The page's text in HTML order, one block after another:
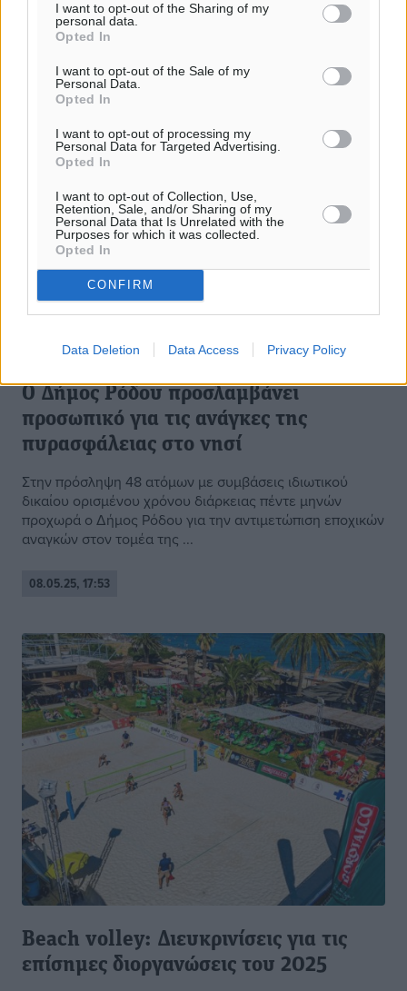
I want to opt-out of the Sharing of my
personal data.
Opted In
I want to opt-out of the Sale of my
Personal Data.
Opted In
I want to opt-out of processing my
Personal Data for Targeted Advertising.
Opted In
I want to opt-out of Collection, Use,
Retention, Sale, and/or Sharing of my
Personal Data that Is Unrelated with the
Purposes for which it was collected.
Opted In
CONFIRM
Data Deletion Data Access Privacy Policy
08.05.25, 18:01
Ο Δήμος Ρόδου προσλαμβάνει
προσωπικό για τις ανάγκες της
πυρασφάλειας στο νησί
Στην πρόσληψη 48 ατόμων με συμβάσεις ιδιωτικού
δικαίου ορισμένου χρόνου διάρκειας πέντε μηνών
προχωρά ο Δήμος Ρόδου για την αντιμετώπιση εποχικών
αναγκών στον τομέα της ...
08.05.25, 17:53
Beach volley: Διευκρινίσεις για τις
επίσημες διοργανώσεις του 2025